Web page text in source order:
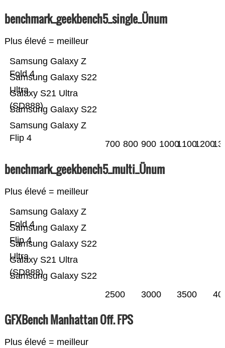
benchmark_geekbench5_single_Ünum
Plus élevé = meilleur
Samsung Galaxy Z
Flip 4
Samsung Galaxy S22
Galaxy S21 Ultra
(SD888)
Samsung Galaxy S22
Ultra
Samsung Galaxy Z
Fold 4
700 800 900 100011001200
benchmark_geekbench5_multi_Ünum
Plus élevé = meilleur
Samsung Galaxy S22
Galaxy S21 Ultra
(SD888)
Samsung Galaxy S22
Ultra
Samsung Galaxy Z
Flip 4
Samsung Galaxy Z
Fold 4
2500 3000 3500
GFXBench Manhattan Off. FPS
Plus élevé = meilleur